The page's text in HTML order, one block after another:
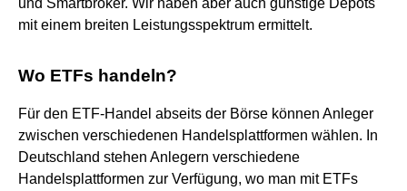
mit einem breiten Leistungsspektrum ermittelt.
Wo ETFs handeln?
Für den ETF-Handel abseits der Börse können Anleger
zwischen verschiedenen Handelsplattformen wählen. In
Deutschland stehen Anlegern verschiedene
Handelsplattformen zur Verfügung, wo man mit ETFs